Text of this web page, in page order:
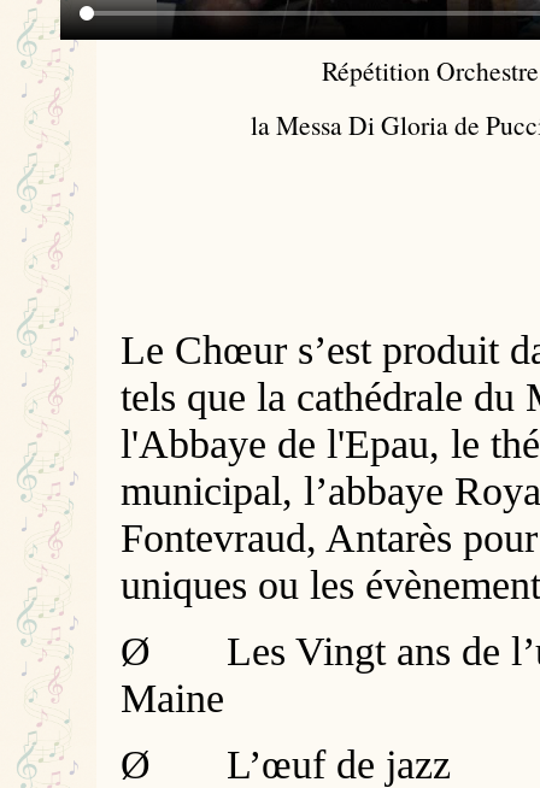
Répétition
la Messa Di Gloria de
Le Chœur s’est produit
tels que la cathédrale du
l'Abbaye de l'Epau, le
municipal, l’abbaye
Fontevraud, Antarès
uniques ou les
Ø Les Vingt ans de
Maine
Ø L’œuf de jazz